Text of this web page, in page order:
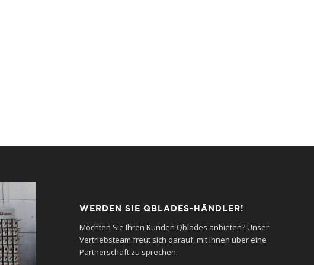
WERDEN SIE QBLADES-HÄNDLER!
Möchten Sie Ihren Kunden Qblades anbieten? Unser
Vertriebsteam freut sich darauf, mit Ihnen über eine
Partnerschaft zu sprechen.